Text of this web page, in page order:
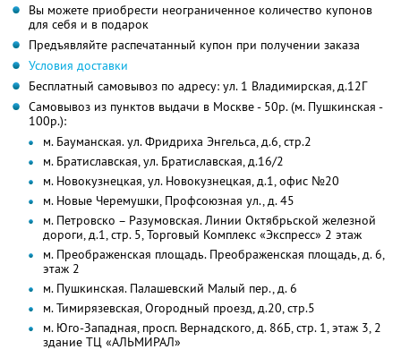
Вы можете приобрести неограниченное количество купонов
для себя и в подарок
Предъявляйте распечатанный купон при получении заказа
Условия доставки
Бесплатный самовывоз по адресу: ул. 1 Владимирская, д.12Г
Самовывоз из пунктов выдачи в Москве - 50р. (м. Пушкинская -
100р.):
м. Бауманская. ул. Фридриха Энгельса, д.6, стр.2
м. Братиславская, ул. Братиславская, д.16/2
м. Новокузнецкая, ул. Новокузнецкая, д.1, офис №20
м. Новые Черемушки, Профсоюзная ул., д. 45
м. Петровско – Разумовская. Линии Октябрьской железной
дороги, д.1, стр. 5, Торговый Комплекс «Экспресс» 2 этаж
м. Преображенская площадь. Преображенская площадь, д. 6,
этаж 2
м. Пушкинская. Палашевский Малый пер., д. 6
м. Тимирязевская, Огородный проезд, д.20, стр.5
м. Юго-Западная, просп. Вернадского, д. 86Б, стр. 1, этаж 3, 2
здание ТЦ «АЛЬМИРАЛ»